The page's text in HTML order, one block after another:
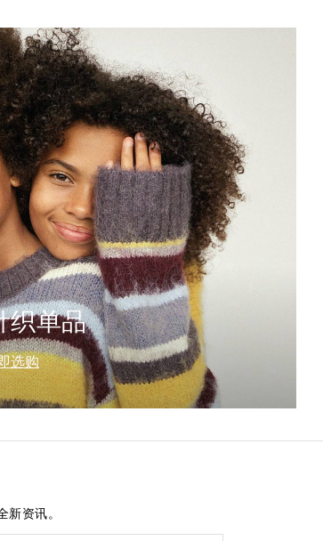
织单品
选购
新资讯。